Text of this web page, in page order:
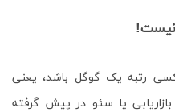
نیست!
کسی رتبه یک گوگل باشد، یعنی
یا سئو در پیش گرفته